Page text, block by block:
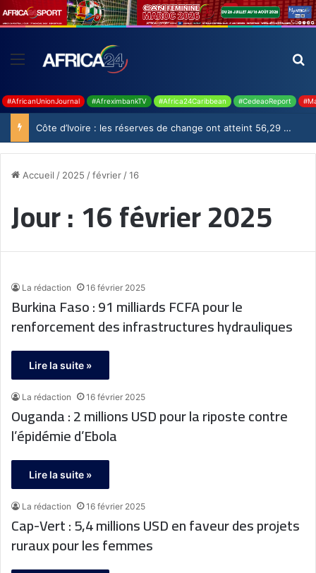
#AfricanUnionJournal #AfreximbankTV #Africa24Caribbean #CedeaoReport
Côte d’Ivoire : les réserves de change ont atteint 56,29 milliards USD en juillet
Accueil / 2025 /février /16
Jour :16 février 2025
La rédaction 16 février 2025
Burkina Faso : 91 milliards FCFA pour le
renforcement des infrastructures hydrauliques
Lire la suite »
La rédaction 16 février 2025
Ouganda : 2 millions USD pour la riposte contre
l’épidémie d’Ebola
Lire la suite »
La rédaction 16 février 2025
Cap-Vert : 5,4 millions USD en faveur des projets
ruraux pour les femmes